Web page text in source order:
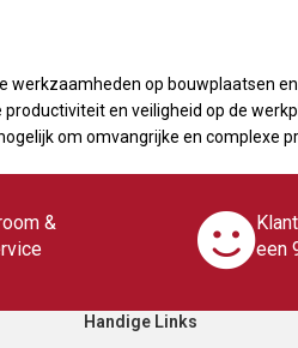
werkzaamheden op bouwplaatsen
en veiligheid op de
om omvangrijke en complexe
&
een
Handige Links